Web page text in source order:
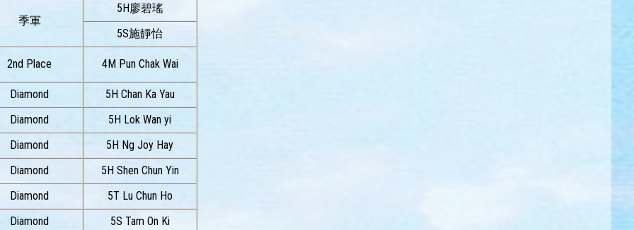
季軍
5H廖碧瑤
5S施靜怡
2nd Place 4M Pun Chak Wai
Diamond
5H Chan Ka Yau
Diamond
5H Lok Wan yi
Diamond
5H Ng Joy Hay
Diamond
5H Shen Chun Yin
Diamond
5T Lu Chun Ho
Diamond
5S Tam On Ki